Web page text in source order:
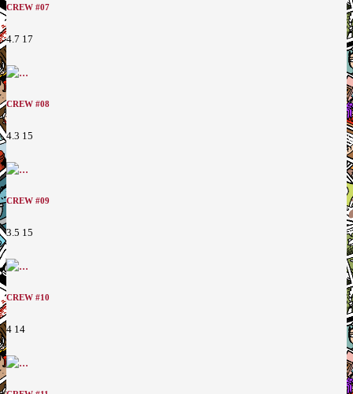
CREW #07
4.7 17
CREW #08
4.3 15
CREW #09
3.5 15
CREW #10
4 14